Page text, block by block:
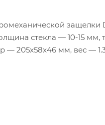
защелки
стекла — 10-15 мм,
205x58x46 мм, вес — 1.3